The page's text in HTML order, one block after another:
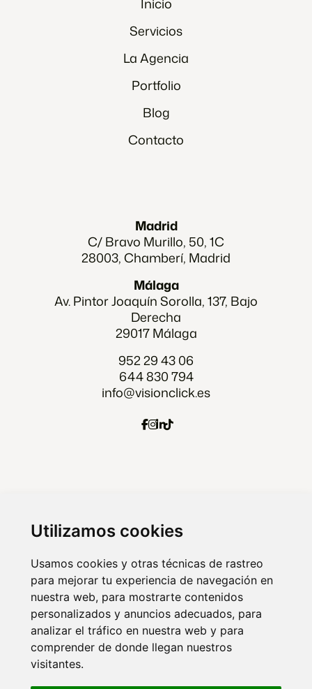
Utilizamos cookies
Usamos cookies y otras técnicas de rastreo
para mejorar tu experiencia de navegación en
nuestra web, para mostrarte contenidos
personalizados y anuncios adecuados, para
analizar el tráfico en nuestra web y para
comprender de donde llegan nuestros
visitantes.
Servicios
La Agencia
Portfolio
Blog
Contacto
Madrid
C/ Bravo Murillo, 50, 1C
28003, Chamberí, Madrid
Málaga
Av. Pintor Joaquín Sorolla, 137, Bajo
Derecha
29017 Málaga
952 29 43 06
644 830 794
info@visionclick.es
Marketing digital Madrid
Marketing digital Almería
© 2026 VISIONCLICK. Agencia de marketing
online y publicidad.
Aviso legal Política de privacidad